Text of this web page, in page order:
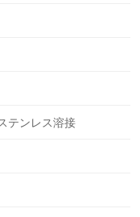
テンレス溶接